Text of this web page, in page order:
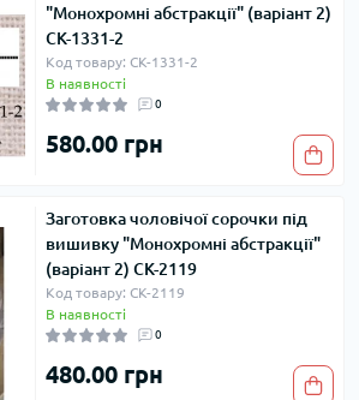
"Монохромні абстракції" (варіант 2)
СК-1331-2
Код товару: СК-1331-2
В наявності
0
580.00 грн
Заготовка чоловічої сорочки під
вишивку "Монохромні абстракції"
(варіант 2) СК-2119
Код товару: СК-2119
В наявності
0
480.00 грн